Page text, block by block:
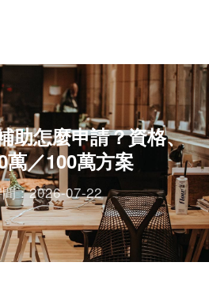
助怎麼申請？資格、
萬／100萬方案
：2026-07-22